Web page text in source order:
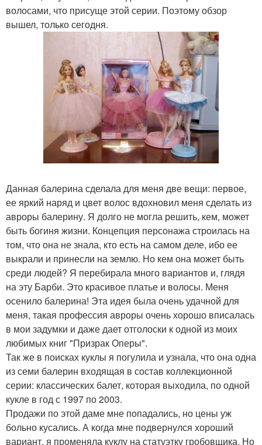
волосами, что присуще этой серии. Поэтому обзор
вышел, только сегодня.
Данная балерина сделала для меня две вещи: первое,
ее яркий наряд и цвет волос вдохновил меня сделать из
авроры балерину. Я долго не могла решить, кем, может
быть богиня жизни. Концепция персонажа строилась на
том, что она не знала, кто есть на самом деле, ибо ее
выкрали и принесли на землю. Но кем она может быть
среди людей? Я перебирала много вариантов и, глядя
на эту Барби. Это красивое платье и волосы. Меня
осенило балерина! Эта идея была очень удачной для
меня, такая профессия авроры очень хорошо вписалась
в мои задумки и даже дает отголоски к одной из моих
любимых книг "Призрак Оперы".
Так же в поисках куклы я погулила и узнала, что она одна
из семи балерин входящая в состав коллекционной
серии: классических балет, которая выходила, по одной
кукле в год с 1997 по 2003.
Продажи по этой даме мне попадались, но цены уж
больно кусались. А когда мне подвернулся хороший
вариант, я променяла куклу на статуэтку гробовщика. Но